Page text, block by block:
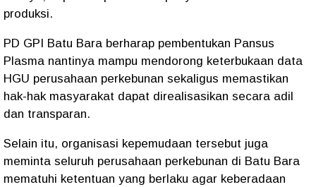
produksi.
PD GPI Batu Bara berharap pembentukan Pansus
Plasma nantinya mampu mendorong keterbukaan data
HGU perusahaan perkebunan sekaligus memastikan
hak-hak masyarakat dapat direalisasikan secara adil
dan transparan.
Selain itu, organisasi kepemudaan tersebut juga
meminta seluruh perusahaan perkebunan di Batu Bara
mematuhi ketentuan yang berlaku agar keberadaan